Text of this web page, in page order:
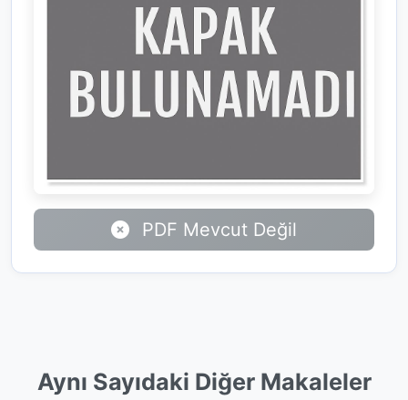
PDF Mevcut Değil
Aynı Sayıdaki Diğer Makaleler